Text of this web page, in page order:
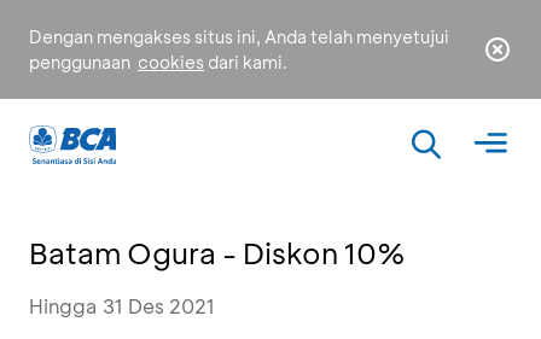
Dengan mengakses situs ini, Anda telah menyetujui
penggunaan cookies dari kami.
Batam Ogura - Diskon 10%
Hingga 31 Des 2021